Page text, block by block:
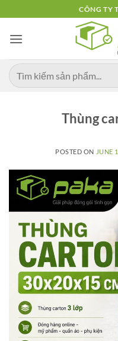
to
content
CÔNG TY
Thùng
POSTED ON JUNE